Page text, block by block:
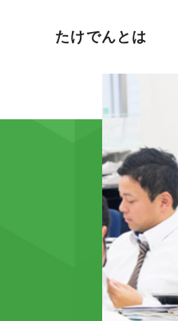
たけでんとは